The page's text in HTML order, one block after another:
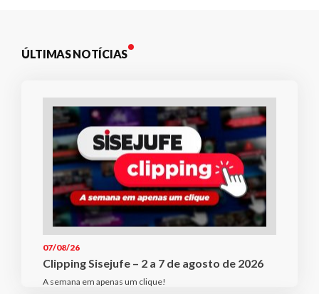
ÚLTIMAS NOTÍCIAS
07/08/26
Clipping Sisejufe – 2 a 7 de agosto de 2026
A semana em apenas um clique!